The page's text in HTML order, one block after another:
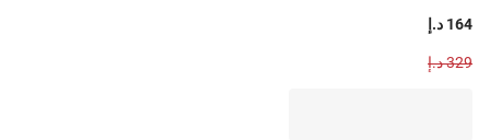
164 د.إ
329 د.إ